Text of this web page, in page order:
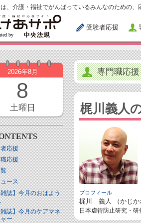
、介護・福祉でがんばっているみんなのための、
受験者応援
2026年8月
8
土曜日
応援
応援
ース
誌】今月のおはよう
誌】今月のケアマネ
ー
専門職応援
梶川義人
プロフィール
梶川 義人 （かじか
日本虐待防止研究・